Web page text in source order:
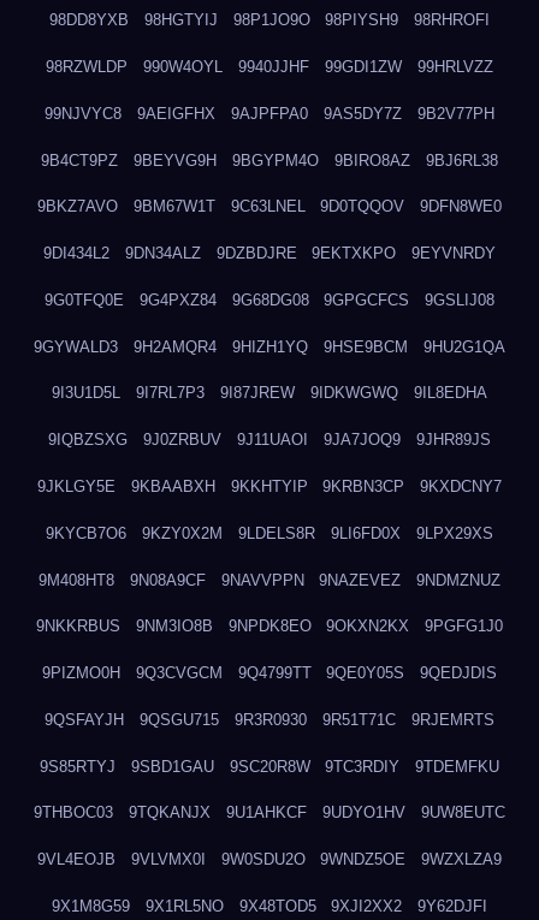
98DD8YXB 98HGTYIJ 98P1JO9O 98PIYSH9 98RHROFI
98RZWLDP 990W4OYL 9940JJHF 99GDI1ZW 99HRLVZZ
99NJVYC8 9AEIGFHX 9AJPFPA0 9AS5DY7Z 9B2V77PH
9B4CT9PZ 9BEYVG9H 9BGYPM4O 9BIRO8AZ 9BJ6RL38
9BKZ7AVO 9BM67W1T 9C63LNEL 9D0TQQOV 9DFN8WE0
9DI434L2 9DN34ALZ 9DZBDJRE 9EKTXKPO 9EYVNRDY
9G0TFQ0E 9G4PXZ84 9G68DG08 9GPGCFCS 9GSLIJ08
9GYWALD3 9H2AMQR4 9HIZH1YQ 9HSE9BCM 9HU2G1QA
9I3U1D5L 9I7RL7P3 9I87JREW 9IDKWGWQ 9IL8EDHA
9IQBZSXG 9J0ZRBUV 9J11UAOI 9JA7JOQ9 9JHR89JS
9JKLGY5E 9KBAABXH 9KKHTYIP 9KRBN3CP 9KXDCNY7
9KYCB7O6 9KZY0X2M 9LDELS8R 9LI6FD0X 9LPX29XS
9M408HT8 9N08A9CF 9NAVVPPN 9NAZEVEZ 9NDMZNUZ
9NKKRBUS 9NM3IO8B 9NPDK8EO 9OKXN2KX 9PGFG1J0
9PIZMO0H 9Q3CVGCM 9Q4799TT 9QE0Y05S 9QEDJDIS
9QSFAYJH 9QSGU715 9R3R0930 9R51T71C 9RJEMRTS
9S85RTYJ 9SBD1GAU 9SC20R8W 9TC3RDIY 9TDEMFKU
9THBOC03 9TQKANJX 9U1AHKCF 9UDYO1HV 9UW8EUTC
9VL4EOJB 9VLVMX0I 9W0SDU2O 9WNDZ5OE 9WZXLZA9
9X1M8G59 9X1RL5NO 9X48TOD5 9XJI2XX2 9Y62DJFI